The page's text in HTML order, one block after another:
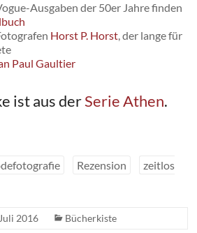
Ausgaben der 50er Jahre finden
Horst P. Horst, der lange für
Paul Gaultier
ist aus derSerie Athen.
Rezension
zeitlos
2016 Bücherkiste